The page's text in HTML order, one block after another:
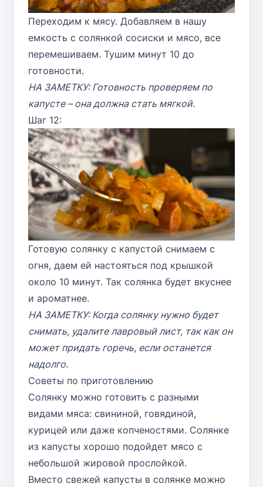
Переходим к мясу. Добавляем в нашу
емкость с солянкой сосиски и мясо, все
перемешиваем. Тушим минут 10 до
готовности.
НА ЗАМЕТКУ: Готовность проверяем по
капусте – она должна стать мягкой.
Шаг 12:
Готовую солянку с капустой снимаем с
огня, даем ей настояться под крышкой
около 10 минут. Так солянка будет вкуснее
и ароматнее.
НА ЗАМЕТКУ: Когда солянку нужно будет
снимать, удалите лавровый лист, так как он
может придать горечь, если останется
надолго.
Советы по приготовлению
Солянку можно готовить с разными
видами мяса: свининой, говядиной,
курицей или даже копченостями. Солянке
из капусты хорошо подойдет мясо с
небольшой жировой прослойкой.
Вместо свежей капусты в солянке можно